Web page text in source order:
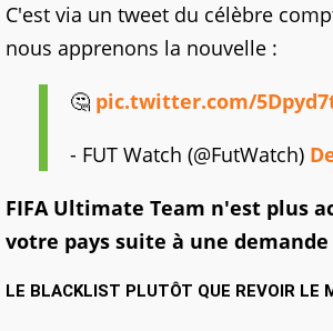
C'est via un tweet du célèbre
nous apprenons la nouvelle :
🤔 pic.twitter.com/
- FUT Watch (@FutWatch)
FIFA Ultimate Team n'est plus
votre pays suite à une
LE BLACKLIST PLUTÔT QUE REVOIR LE